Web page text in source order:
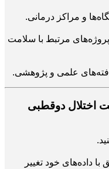
و مراکز درمانی.
پروژه‌های مرتبط با سلامت
علمی و پژوهشی.
اختلال دوقطبی
با داده‌های خود تغییر